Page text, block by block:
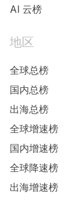
AI 云榜
地区
全球总榜
国内总榜
出海总榜
全球增速榜
国内增速榜
全球降速榜
出海增速榜